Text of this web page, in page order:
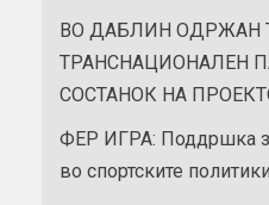
ВО ДАБЛИН ОДРЖАН
ТРАНСНАЦИОНАЛЕН
СОСТАНОК НА
ФЕР ИГРА: Поддршка
во спортските политики